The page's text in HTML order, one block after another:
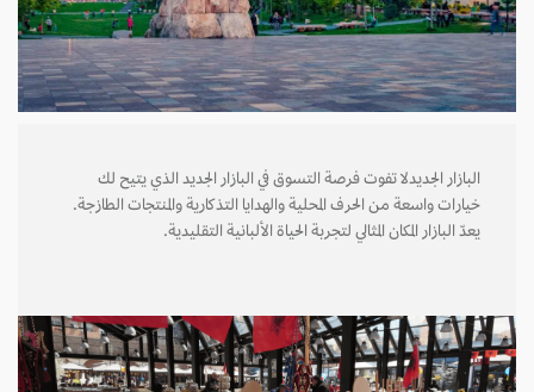
البازار الجديدلا تفوت فرصة التسوق في البازار الجديد الذي يتيح لك
خيارات واسعة من الحرف المحلية والهدايا التذكارية والمنتجات الطازجة.
يعدّ البازار المكان المثالي لتجربة الحياة الألبانية التقليدية.